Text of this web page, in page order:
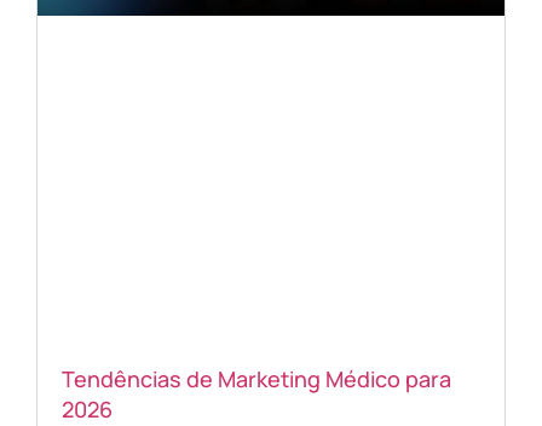
Tendências de Marketing Médico para
2026